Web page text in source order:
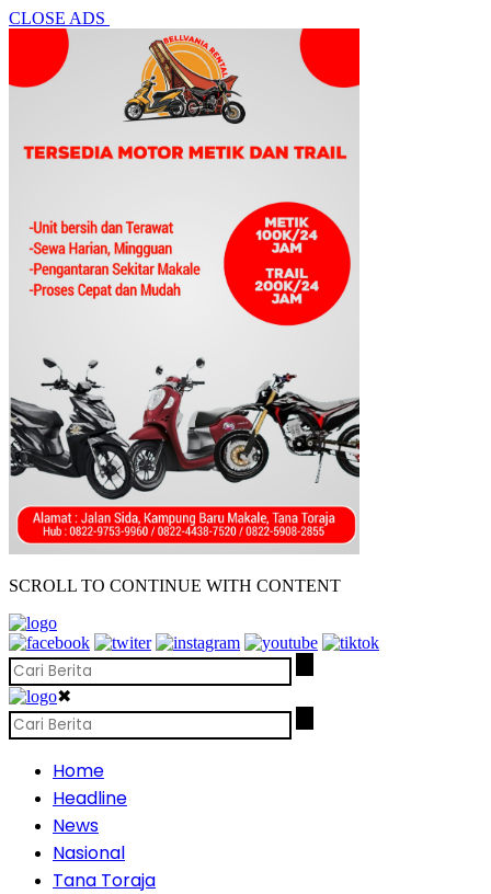
CLOSE ADS
SCROLL TO CONTINUE WITH CONTENT
✖
Home
Headline
News
Nasional
Tana Toraja